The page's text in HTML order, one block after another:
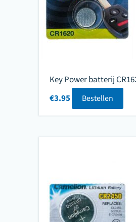
Key Power batterij
€3.95 Bestellen